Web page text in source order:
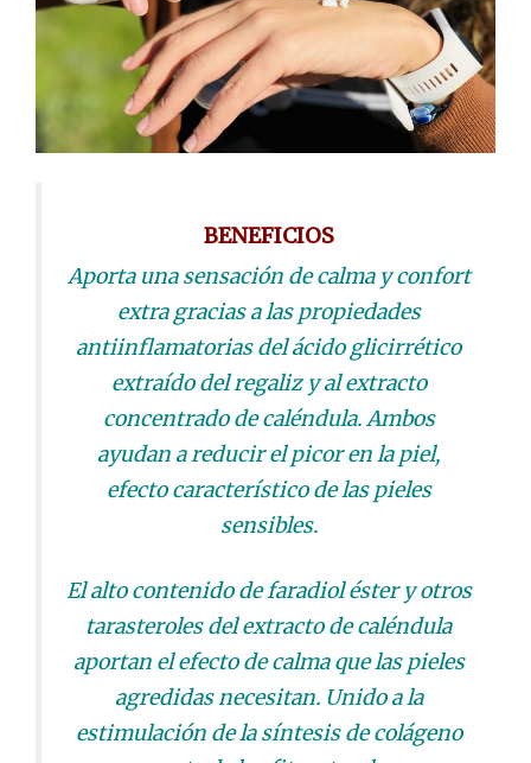
BENEFICIOS
Aporta una sensación de calma y confort
extra gracias a las propiedades
antiinflamatorias del ácido glicirrético
extraído del regaliz y al extracto
concentrado de caléndula. Ambos
ayudan a reducir el picor en la piel,
efecto característico de las pieles
sensibles.
El alto contenido de faradiol éster y otros
tarasteroles del extracto de caléndula
aportan el efecto de calma que las pieles
agredidas necesitan. Unido a la
estimulación de la síntesis de colágeno